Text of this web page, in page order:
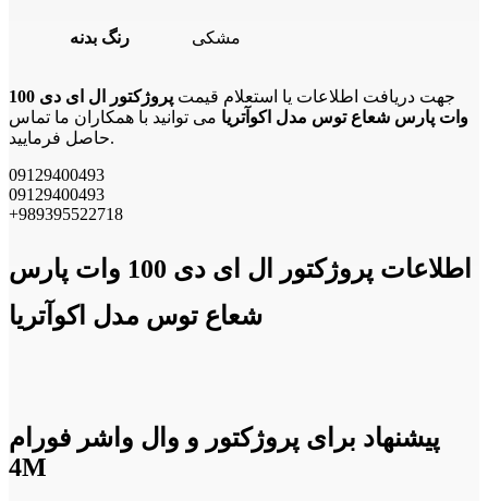
رنگ بدنه مشکی
جهت دریافت اطلاعات یا استعلام قیمت
پروژکتور ال ای دی 100
وات پارس شعاع توس مدل اکوآتریا می توانید با همکاران ما تماس
حاصل فرمایید.
09129400493
09129400493
+989395522718
اطلاعات پروژکتور ال ای دی 100 وات پارس
شعاع توس مدل اکوآتریا
پیشنهاد برای پروژکتور و وال واشر فورام
4M